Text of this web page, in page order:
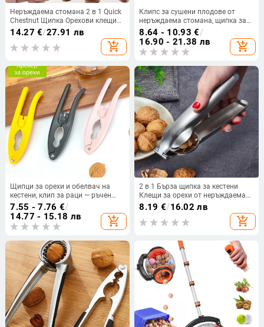
Неръждаема стомана 2 в 1 Quick
Chestnut Щипка Орехови клещи
Метална трошачка за ядки
Черупка Отварачка за ядки
Кухненски инструменти Резачка
14.27 €/27.91 лв
add_shopping_cart
Клипс за сушени плодове от
неръждаема стомана, щипка за
кедрови ядки, домакински щипка
за орехи, лешници, малки клещи
за пекани, отворени на едро
8.64 - 10.93 €/
16.90 - 21.38 лв
add_shopping_cart
Щипци за орехи и обелвач на
кестени, клип за раци — ръчен
кухненски инструмент
7.55 - 7.76 €/
14.77 - 15.18 лв
add_shopping_cart
2 в 1 Бърза щипка за кестени
Клещи за орехи от неръждаема
стомана Метална трошачка за
ядки Отварачка за черупки
Кухненски инструменти Резачка
8.19 €/16.02 лв
add_shopping_cart